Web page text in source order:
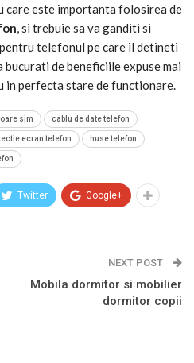
care este importanta folosirea de
, si trebuie sa va ganditi si
telefonul pe care il detineti
bucurati de beneficiile expuse mai
in perfecta stare de functionare.
sim cablu de date telefon
ecran telefon huse telefon
Twitter Google+
NEXT POST
Mobila dormitor si mobilier
dormitor copii